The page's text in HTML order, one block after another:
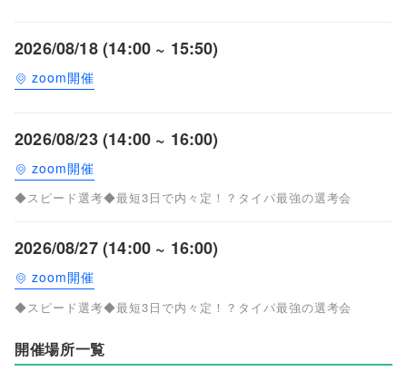
2026/08/18 (14:00 ~ 15:50)
zoom開催
2026/08/23 (14:00 ~ 16:00)
zoom開催
◆スピード選考◆最短3日で内々定！？タイパ最強の選考会
2026/08/27 (14:00 ~ 16:00)
zoom開催
◆スピード選考◆最短3日で内々定！？タイパ最強の選考会
開催場所一覧